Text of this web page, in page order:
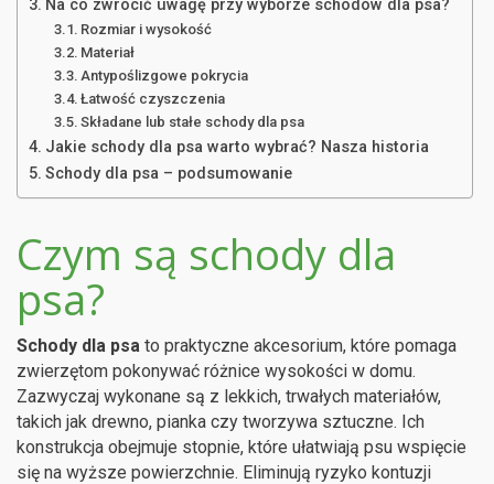
Na co zwrócić uwagę przy wyborze schodów dla psa?
Rozmiar i wysokość
Materiał
Antypoślizgowe pokrycia
Łatwość czyszczenia
Składane lub stałe schody dla psa
Jakie schody dla psa warto wybrać? Nasza historia
Schody dla psa – podsumowanie
Czym są schody dla
psa?
Schody dla psa to praktyczne akcesorium, które pomaga
zwierzętom pokonywać różnice wysokości w domu.
Zazwyczaj wykonane są z lekkich, trwałych materiałów,
takich jak drewno, pianka czy tworzywa sztuczne. Ich
konstrukcja obejmuje stopnie, które ułatwiają psu wspięcie
się na wyższe powierzchnie. Eliminują ryzyko kontuzji